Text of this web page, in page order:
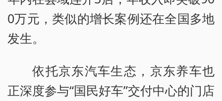
0万元，类似的增长案例还在全国多地
发生。
依托京东汽车生态，京东养车也
正深度参与“国民好车”交付中心的门店